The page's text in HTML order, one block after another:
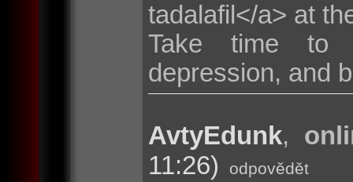
tadalafil</a> at
Take time to
depression, and
AvtyEdunk,
11:26)
odpovědět